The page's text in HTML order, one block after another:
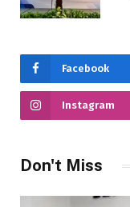
Facebook
Instagram
Don't Miss